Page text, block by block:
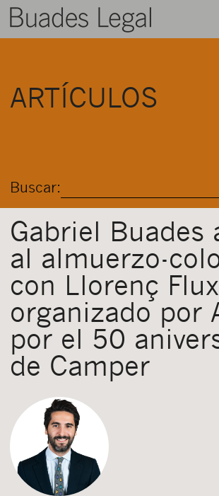
ARTÍCULOS
Buscar:
Gabriel Buades
al almuerzo-
con Llorenç
organizado por
por el 50
de Camper